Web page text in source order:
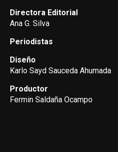
Directora Editorial
Ana G. Silva
Periodistas
Diseño
Karlo Sayd Sauceda Ahumada
Productor
Fermin Saldaña Ocampo